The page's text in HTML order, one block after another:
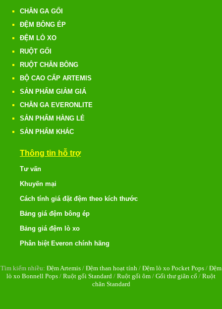
CHĂN GA GỐI
ĐỆM BÔNG ÉP
ĐỆM LÒ XO
RUỘT GỐI
RUỘT CHĂN BÔNG
BỘ CAO CẤP ARTEMIS
SẢN PHẨM GIẢM GIÁ
CHĂN GA EVERONLITE
SẢN PHẨM HÀNG LẺ
SẢN PHẨM KHÁC
Thông tin hỗ trợ
Tư vấn
Khuyến mại
Cách tính giá đặt đệm theo kích thước
Bảng giá đệm bông ép
Bảng giá đệm lò xo
Phân biệt Everon chính hãng
Tìm kiếm nhiều: Đệm Artemis / Đệm than hoạt tính / Đệm lò xo Pocket Pops / Đệm
lò xo Bonnell Pops / Ruột gối Standard / Ruột gối ôm / Gối thư giãn cổ / Ruột
chăn Standard